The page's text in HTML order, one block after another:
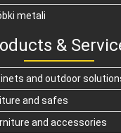
metali
&
and outdoor
and safes
and accessories